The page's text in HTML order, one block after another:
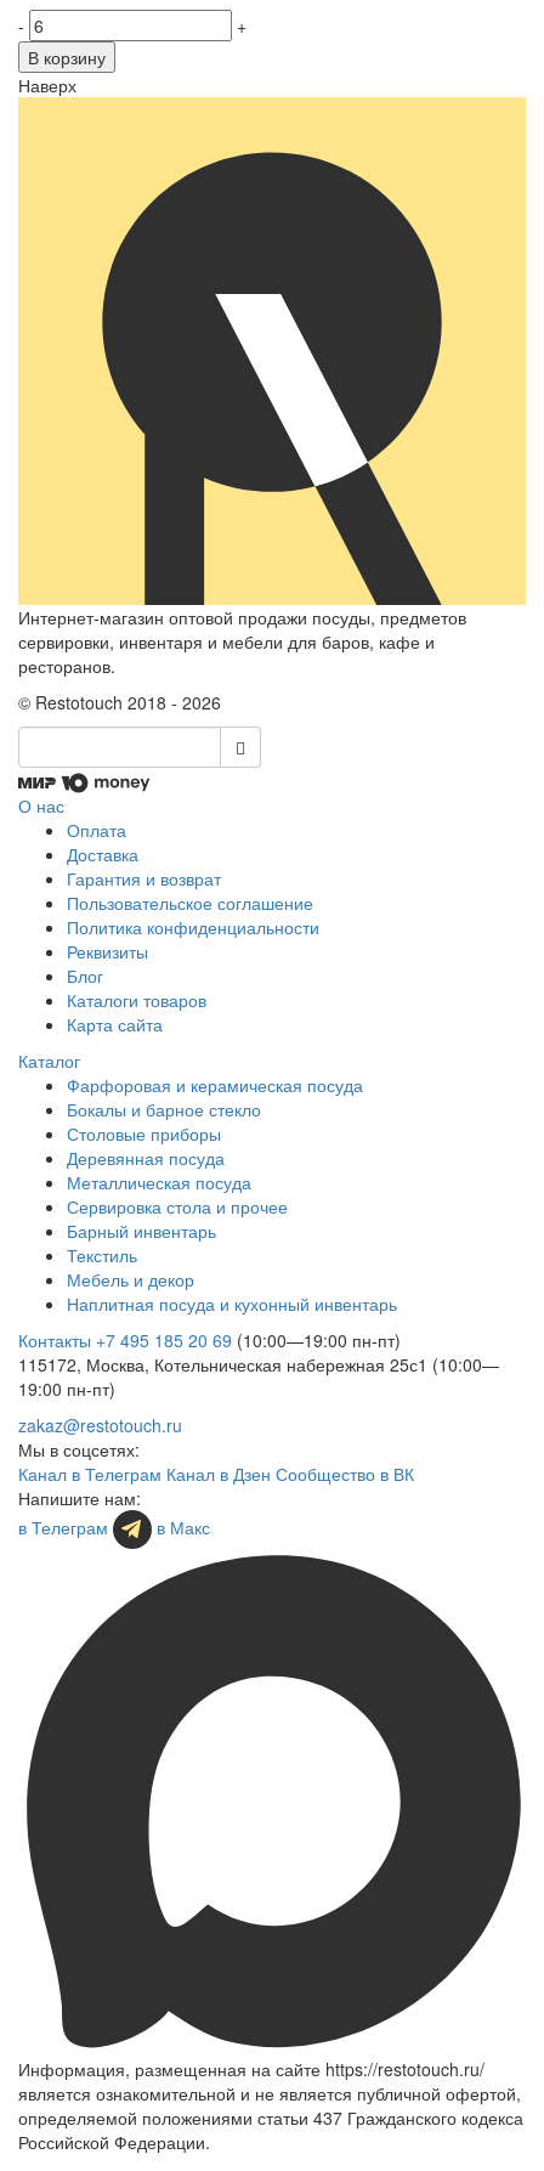
-
+
В корзину
Наверх
Интернет-магазин оптовой продажи посуды, предметов
сервировки, инвентаря и мебели для баров, кафе и
ресторанов.
© Restotouch 2018 - 2026
О нас
Оплата
Доставка
Гарантия и возврат
Пользовательское соглашение
Политика конфиденциальности
Реквизиты
Блог
Каталоги товаров
Карта сайта
Каталог
Фарфоровая и керамическая посуда
Бокалы и барное стекло
Столовые приборы
Деревянная посуда
Металлическая посуда
Сервировка стола и прочее
Барный инвентарь
Текстиль
Мебель и декор
Наплитная посуда и кухонный инвентарь
Контакты +7 495 185 20 69 (10:00—19:00 пн-пт)
115172, Москва, Котельническая набережная 25с1 (10:00—
19:00 пн-пт)
zakaz@restotouch.ru
Мы в соцсетях:
Канал в Телеграм Канал в Дзен Сообщество в ВК
Напишите нам:
в Телеграм
в Макс
Информация, размещенная на сайте https://restotouch.ru/
является ознакомительной и не является публичной офертой,
определяемой положениями статьи 437 Гражданского кодекса
Российской Федерации.